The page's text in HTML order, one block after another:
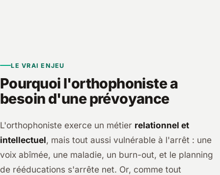
LE VRAI ENJEU
Pourquoi l'orthophoniste a
besoin d'une prévoyance
L'orthophoniste exerce un métier relationnel et
intellectuel, mais tout aussi vulnérable à l'arrêt : une
voix abîmée, une maladie, un burn-out, et le planning
de rééducations s'arrête net. Or, comme tout